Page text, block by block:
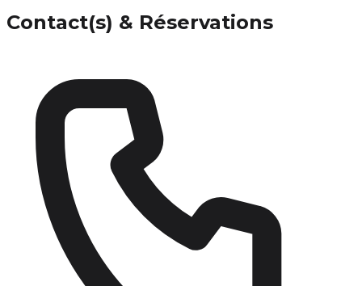
Contact(s) & Réservations